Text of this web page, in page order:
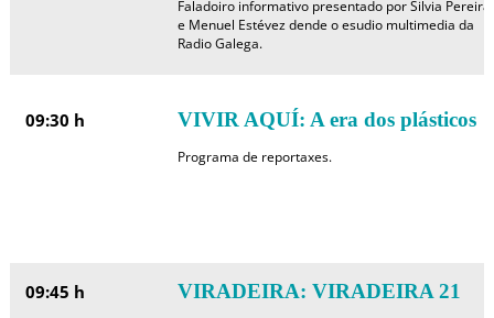
Faladoiro informativo presentado por Silvia Pereira
e Menuel Estévez dende o esudio multimedia da
Radio Galega.
09:30 h VIVIR AQUÍ: A era dos plásticos
Programa de reportaxes.
09:45 h VIRADEIRA: VIRADEIRA 21